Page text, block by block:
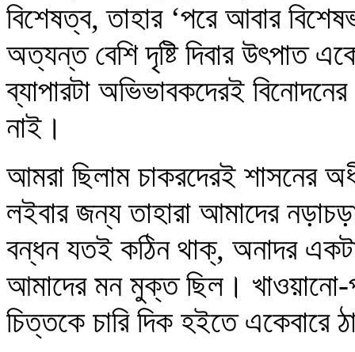
বিশেষত্ব, তাহার ‘পরে আবার
অত্যন্ত বেশি দৃষ্টি দিবার উৎপাত
ব্যাপারটা অভিভাবকদেরই
নাই।
আমরা ছিলাম চাকরদেরই শাসনের
লইবার জন্য তাহারা আমাদের
বন্ধন যতই কঠিন থাক্‌, অনাদর
আমাদের মন মুক্ত ছিল। খাওয়ানো-
চিত্তকে চারি দিক হইতে একেবারে